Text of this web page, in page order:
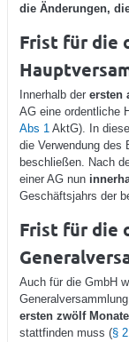
die Änderungen,
Frist für die
Innerhalb der ersten
AG eine ordentliche
Abs 1 AktG). In
die Verwendung des
beschließen. Nach
einer AG nun
Geschäftsjahrs der
Frist für die
Auch für die GmbH
ersten zwölf Monate
stattfinden muss (§